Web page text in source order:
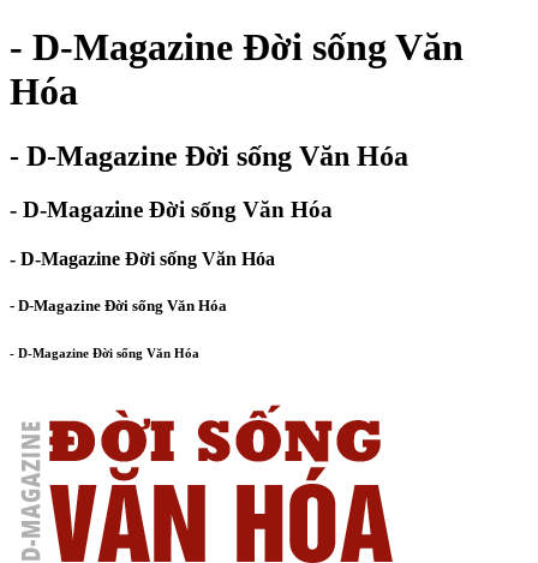
- D-Magazine Đời sống Văn
Hóa
- D-Magazine Đời sống Văn Hóa
- D-Magazine Đời sống Văn Hóa
- D-Magazine Đời sống Văn Hóa
- D-Magazine Đời sống Văn Hóa
- D-Magazine Đời sống Văn Hóa